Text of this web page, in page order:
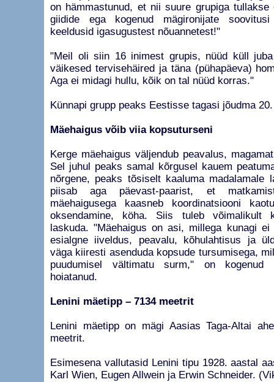
on hämmastunud, et nii suure grupiga
giidide ega kogenud mägironijate
keeldusid igasugustest nõuannetest!"
"Meil oli siin 16 inimest grupis, nüüd küll
väikesed tervisehäired ja täna (pühapäeva)
Aga ei midagi hullu, kõik on tal nüüd korras."
Künnapi grupp peaks Eestisse tagasi jõudma
Mäehaigus võib viia kopsuturseni
Kerge mäehaigus väljendub peavalus,
Sel juhul peaks samal kõrgusel kauem
nõrgene, peaks tõsiselt kaaluma madalamale
piisab aga päevast-paarist, et
mäehaigusega kaasneb koordinatsiooni
oksendamine, köha. Siis tuleb võimalikult
laskuda. "Mäehaigus on asi, millega kunagi
esialgne iiveldus, peavalu, kõhulahtisus ja
väga kiiresti asenduda kopsude tursumisega,
puudumisel vältimatu surm," on
hoiatanud.
Lenini mäetipp – 7134 meetrit
Lenini mäetipp on mägi Aasias Taga-Altai
meetrit.
Esimesena vallutasid Lenini tipu 1928. aastal
Karl Wien, Eugen Allwein ja Erwin Schneider.